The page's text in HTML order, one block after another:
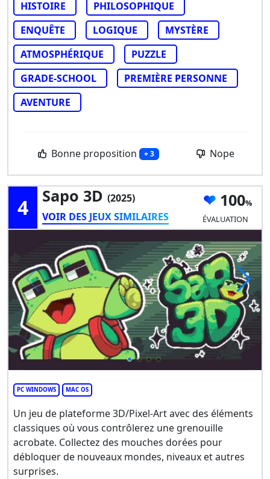
HISTOIRE
PHILOSOPHIQUE
ENQUÊTE
LOGIQUE
MYSTÈRE
ATMOSPHÉRIQUE
PUZZLE
GRADE-SCHOOL
PREMIÈRE PERSONNE
AVENTURE
Bonne proposition + 3 Nope
4 Sapo 3D (2025)
VOIR DES JEUX SIMILAIRES
100
ÉVALUATION
PC WINDOWS MAC OS
Un jeu de plateforme 3D/Pixel-Art avec des éléments
classiques où vous contrôlerez une grenouille
acrobate. Collectez des mouches dorées pour
débloquer de nouveaux mondes, niveaux et autres
surprises.